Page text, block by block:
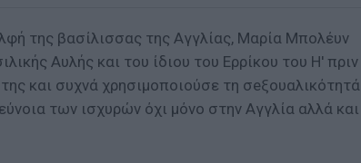
της βασίλισσας της Αγγλίας, Μαρία Μπολέυν
Αυλής και του ίδιου του Ερρίκου του Η' πριν
και συχνά χρησιμοποιούσε τη σeξουαλικότητά
των ισχυρών όχι μόνο στην Αγγλία αλλά και